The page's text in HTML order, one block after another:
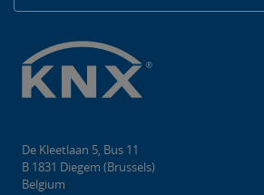
De Kleetlaan 5, Bus 11
B 1831 Diegem (Brussels)
Belgium